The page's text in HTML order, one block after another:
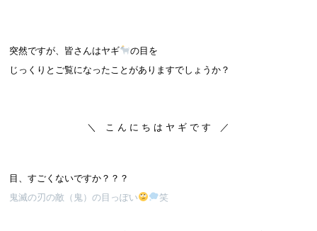
突然ですが、皆さんはヤギ
の目を
じっくりとご覧になったことがありますでしょうか？
＼ こ ん に ち は ヤ ギ で す ／
目、すごくないですか？？？
鬼滅の刃の敵（鬼）の目っぽい
笑